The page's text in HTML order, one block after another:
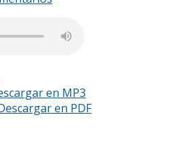
en MP3
en PDF